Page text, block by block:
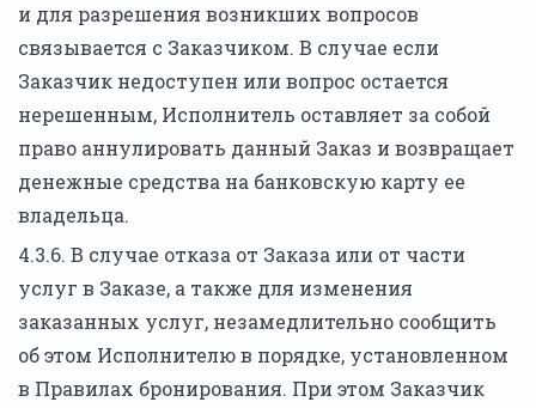
и для разрешения возникших вопросов
связывается с Заказчиком. В случае если
Заказчик недоступен или вопрос остается
нерешенным, Исполнитель оставляет за собой
право аннулировать данный Заказ и возвращает
денежные средства на банковскую карту ее
владельца.
4.3.6. В случае отказа от Заказа или от части
услуг в Заказе, а также для изменения
заказанных услуг, незамедлительно сообщить
об этом Исполнителю в порядке, установленном
в Правилах бронирования. При этом Заказчик